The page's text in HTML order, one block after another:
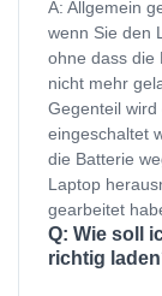
A: Allgemein
wenn Sie den
ohne dass die
nicht mehr
Gegenteil
eingeschaltet
die Batterie
Laptop
gearbeitet
Q: Wie soll
richtig